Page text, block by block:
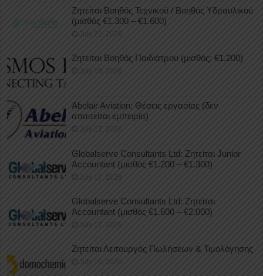
Ζητείται Βοηθός Τεχνικού / Βοηθός Υδραυλικού
(μισθός €1.300 – €1.600)
July 21, 2026
Ζητείται Βοηθός Παιδιάτρου (μισθός: €1.200)
July 18, 2026
Abelair Aviation: Θέσεις εργασίας (δεν
απαιτείται εμπειρία)
July 17, 2026
Globalserve Consultants Ltd: Ζητείται Junior
Accountant (μισθός €1.200 – €1.300)
July 17, 2026
Globalserve Consultants Ltd: Ζητείται
Accountant (μισθός €1.600 – €2.000)
July 17, 2026
Ζητείται Λειτουργός Πωλήσεων & Τιμολόγησης
July 16, 2026